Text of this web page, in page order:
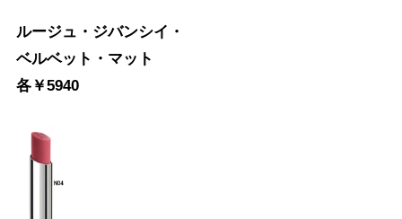
ルージュ・ジバンシイ・
ベルベット・マット
各￥5940